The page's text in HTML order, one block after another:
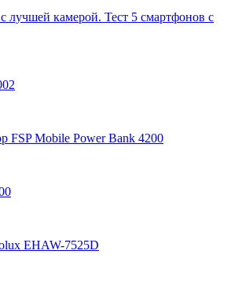
лучшей камерой. Тест 5 смартфонов с
FSP Mobile Power Bank 4200
EHAW-7525D